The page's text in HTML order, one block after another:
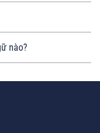
nào?